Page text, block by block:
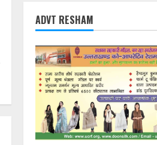
ADVT RESHAM
DearFlip: Loading
PDF 23% ...